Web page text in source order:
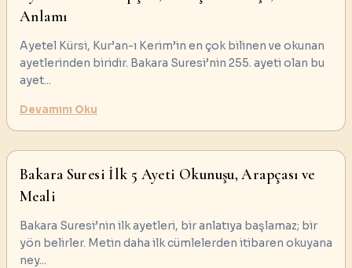
Anlamı
Ayetel Kürsi, Kur’an-ı Kerim’in en çok bilinen ve okunan
ayetlerinden biridir. Bakara Suresi’nin 255. ayeti olan bu
ayet...
Devamını Oku
Bakara Suresi İlk 5 Ayeti Okunuşu, Arapçası ve
Meali
Bakara Suresi’nin ilk ayetleri, bir anlatıya başlamaz; bir
yön belirler. Metin daha ilk cümlelerden itibaren okuyana
ney...